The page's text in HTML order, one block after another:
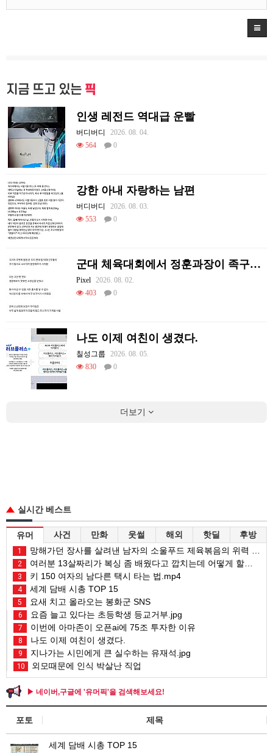
지금 뜨고 있는 픽
인생 레전드 역대급 운빨
버디버디
2026. 08. 04.
564
0
강한 아내 자랑하는 남편
버디버디
2026. 08. 03.
553
0
군대 체육대회에서 정훈과장이 족구한 썰
Pixel
2026. 08. 02.
403
0
나도 이제 여친이 생겼다.
칠성그룹
2026. 08. 05.
830
0
더보기
실시간 베스트
유머 사건 만화 웃썰 해외 핫딜 후방
1 망해가던 장사를 살려낸 남자의 소울푸드 제육볶음의 위력 ㅋㅋ
2 여러분 13살짜리가 복싱 좀 배웠다고 깝치는데 어떻게 할까요?
3 키 150 여자의 남다른 택시 타는 법.mp4
4 세계 담배 시총 TOP 15
5 요새 치고 올라오는 봉화군 SNS
6 요즘 늘고 있다는 초등학생 등교거부.jpg
7 이번에 아마존이 오픈ai에 75조 투자한 이유
8 나도 이제 여친이 생겼다.
9 지나가는 시민에게 큰 실수하는 유재석.jpg
10 외모때문에 인식 박살난 직업
▶ 네이버,구글에 '유머픽'을 검색해보세요!
포토 제목
세계 담배 시총 TOP 15